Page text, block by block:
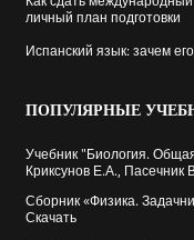
личный план подготовки
Испанский язык: зачем
ПОПУЛЯРНЫЕ
Учебник "Биология.
Криксунов Е.А., Пасечник
Сборник «Физика.
Скачать